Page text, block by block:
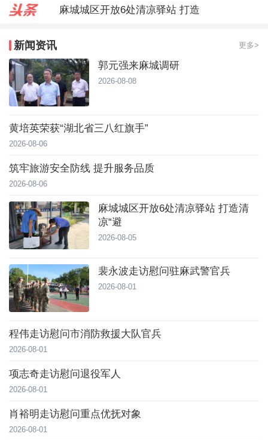
郭元强来麻城调研
新闻资讯 更多>
郭元强来麻城调研
2026-08-08
黄培英荣获“湖北省三八红旗手”
2026-08-06
筑牢旅游安全防线 提升服务品质
2026-08-06
麻城城区开放6处清凉驿站 打造清
凉“避
2026-08-05
裴永波走访慰问驻麻武警官兵
2026-08-01
程伟走访慰问市消防救援大队官兵
2026-08-01
项志奇走访慰问退役军人
2026-08-01
肖裕明走访慰问重点优抚对象
2026-08-01